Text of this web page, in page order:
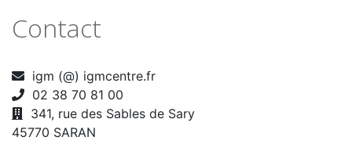
Contact
igm (@) igmcentre.fr
02 38 70 81 00
341, rue des Sables de Sary
45770 SARAN